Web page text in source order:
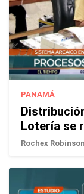
PANAMÁ
Lotería se
Rochex Robinson